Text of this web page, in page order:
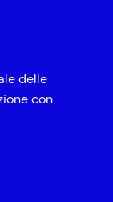
delle
con